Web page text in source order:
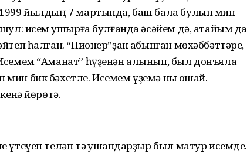
йылдың 7 мартында, баш бала булып мин
исем ҡушырға булғанда әсәйем дә, атайым да
һалған. “Пионер”ҙан ҡабынған мөхәббәттәре,
“Аманат” һүҙенән алынып, был донъяла
бик бәхетле. Исемем үҙемә ныҡ оҡшай.
йөрөтә.
теләп тә ҡушҡандарҙыр был матур исемде.